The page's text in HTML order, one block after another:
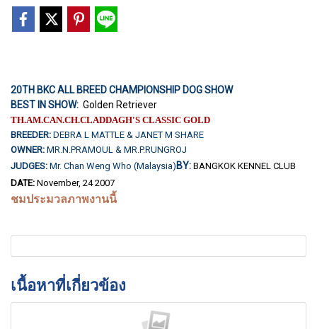
20TH BKC ALL BREED CHAMPIONSHIP DOG SHOW
BEST IN SHOW: Golden Retriever
TH.AM.CAN.CH.CLADDAGH'S CLASSIC GOLD
BREEDER: DEBRA L MATTLE & JANET M SHARE
OWNER: MR.N.PRAMOUL & MR.P.RUNGROJ
JUDGES: Mr. Chan Weng Who (Malaysia)BY: BANGKOK KENNEL CLUB
DATE: November, 24 2007
ชมประมวลภาพงานนี้
เนื้อหาที่เกี่ยวข้อง